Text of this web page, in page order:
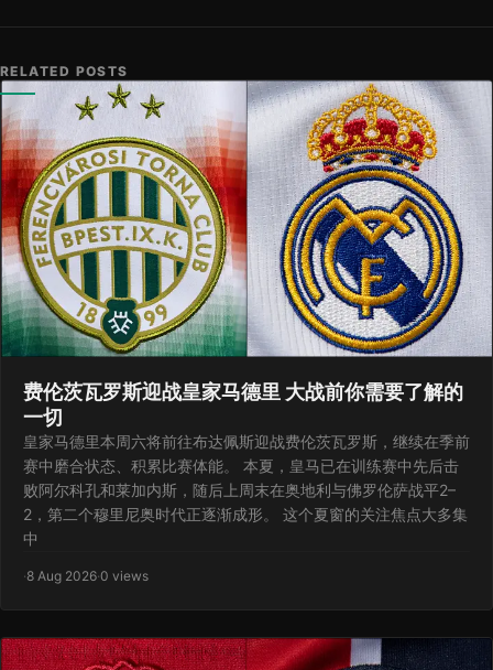
RELATED POSTS
费伦茨瓦罗斯迎战皇家马德里 大战前你需要了解的
一切
皇家马德里本周六将前往布达佩斯迎战费伦茨瓦罗斯，继续在季前
赛中磨合状态、积累比赛体能。 本夏，皇马已在训练赛中先后击
败阿尔科孔和莱加内斯，随后上周末在奥地利与佛罗伦萨战平2–
2，第二个穆里尼奥时代正逐渐成形。 这个夏窗的关注焦点大多集
中
·8 Aug 2026·0 views